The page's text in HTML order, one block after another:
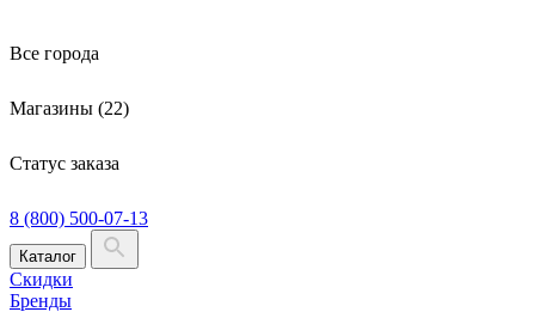
Все города
Магазины (22)
Статус заказа
8 (800) 500-07-13
Каталог
Скидки
Бренды